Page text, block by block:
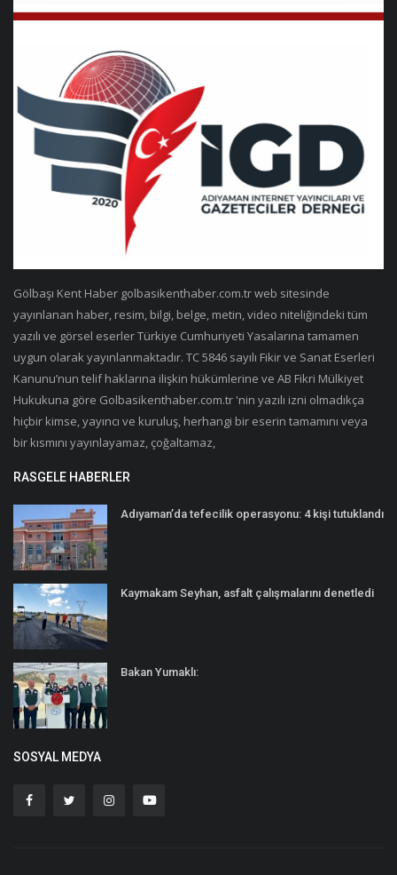
Gölbaşı Kent Haber golbasikenthaber.com.tr web sitesinde
yayınlanan haber, resim, bilgi, belge, metin, video niteliğindeki tüm
yazılı ve görsel eserler Türkiye Cumhuriyeti Yasalarına tamamen
uygun olarak yayınlanmaktadır. TC 5846 sayılı Fikir ve Sanat Eserleri
Kanunu’nun telif haklarına ilişkin hükümlerine ve AB Fikri Mülkiyet
Hukukuna göre Golbasikenthaber.com.tr 'nin yazılı izni olmadıkça
hiçbir kimse, yayıncı ve kuruluş, herhangi bir eserin tamamını veya
bir kısmını yayınlayamaz, çoğaltamaz,
RASGELE HABERLER
Adıyaman’da tefecilik operasyonu: 4 kişi tutuklandı
Kaymakam Seyhan, asfalt çalışmalarını denetledi
Bakan Yumaklı:
SOSYAL MEDYA